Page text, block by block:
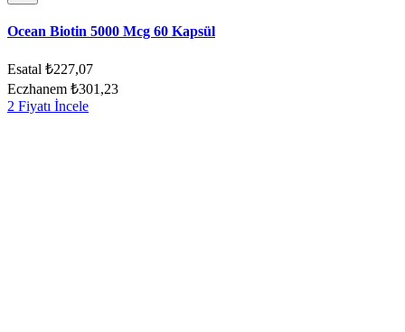
Ocean Biotin 5000 Mcg 60 Kapsül
Esatal ₺227,07
Eczhanem ₺301,23
2 Fiyatı İncele